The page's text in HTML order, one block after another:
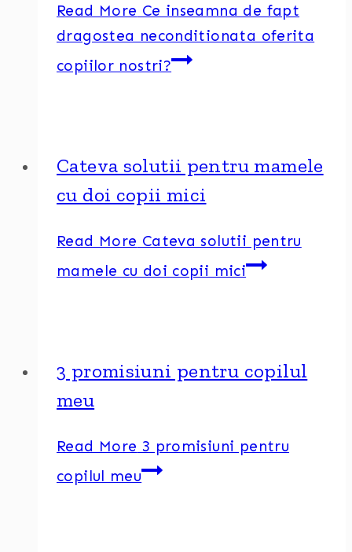
Read More Ce inseamna de fapt
dragostea neconditionata oferita
copiilor nostri?
Cateva solutii pentru mamele
cu doi copii mici
Read More Cateva solutii pentru
mamele cu doi copii mici
3 promisiuni pentru copilul
meu
Read More 3 promisiuni pentru
copilul meu